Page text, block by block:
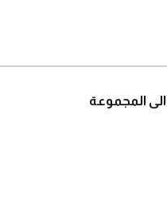
المجموعة